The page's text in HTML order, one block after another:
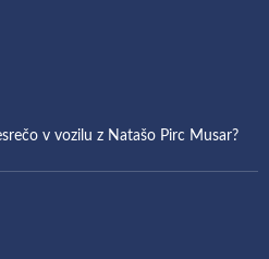
v vozilu z Natašo Pirc Musar?